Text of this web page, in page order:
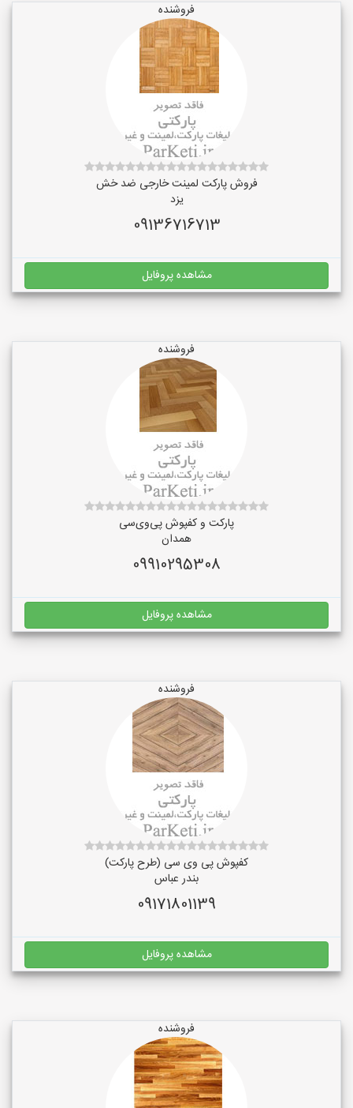
فروشنده
فروش پارکت لمینت خارجی ضد خش
یزد
09136716713
مشاهده پروفایل
فروشنده
پارکت و کفپوش پی‌وی‌سی
همدان
09910295308
مشاهده پروفایل
فروشنده
کفپوش پی وی سی (طرح پارکت)
بندر عباس
09171801139
مشاهده پروفایل
فروشنده